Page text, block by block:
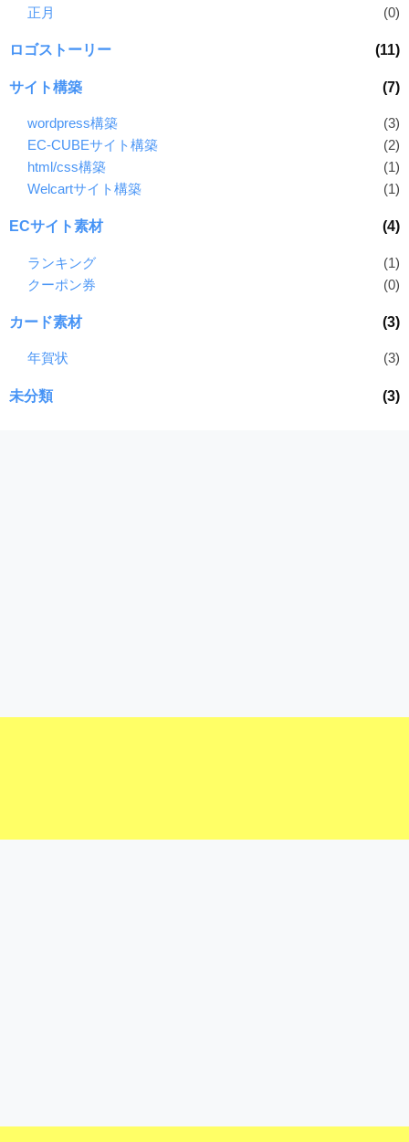
正月
(0)
ロゴストーリー (11)
サイト構築 (7)
wordpress構築
(3)
EC-CUBEサイト構築
(2)
html/css構築
(1)
Welcartサイト構築
(1)
ECサイト素材 (4)
ランキング
(1)
クーポン券
(0)
カード素材 (3)
年賀状 (3)
未分類 (3)